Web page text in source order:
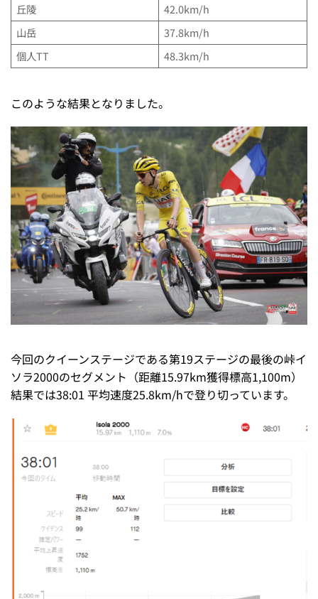
丘陵
42.0km/h
山岳
37.8km/h
個人TT
48.3km/h
このような結果となりました。
今回のクイーンステージである第19ステージの最後の峠イ
ソラ2000のセグメント（距離15.97km獲得標高1,100m）
結果では38:01 平均速度25.8km/hで登り切っています。